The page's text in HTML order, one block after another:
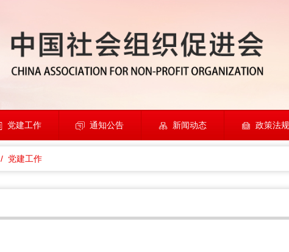
党建工作 通知公告 新闻动态 政策法规
/ 党建工作